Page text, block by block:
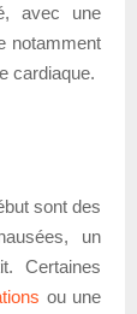
avec une
notamment
cardiaque.
sont des
un
Certaines
ou une